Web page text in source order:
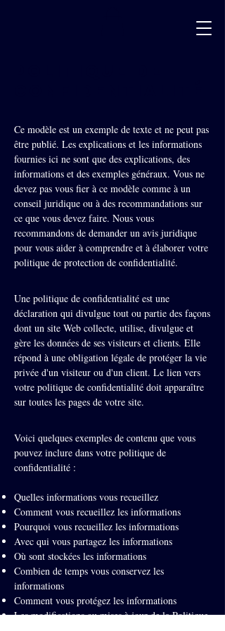
Ce modèle est un exemple de texte et ne peut pas
être publié. Les explications et les informations
fournies ici ne sont que des explications, des
informations et des exemples généraux. Vous ne
devez pas vous fier à ce modèle comme à un
conseil juridique ou à des recommandations sur
ce que vous devez faire. Nous vous
recommandons de demander un avis juridique
pour vous aider à comprendre et à élaborer votre
politique de protection de confidentialité.
Une politique de confidentialité est une
déclaration qui divulgue tout ou partie des façons
dont un site Web collecte, utilise, divulgue et
gère les données de ses visiteurs et clients. Elle
répond à une obligation légale de protéger la vie
privée d'un visiteur ou d'un client. Le lien vers
votre politique de confidentialité doit apparaître
sur toutes les pages de votre site.
Voici quelques exemples de contenu que vous
pouvez inclure dans votre politique de
confidentialité :
Quelles informations vous recueillez
Comment vous recueillez les informations
Pourquoi vous recueillez les informations
Avec qui vous partagez les informations
Où sont stockées les informations
Combien de temps vous conservez les
informations
Comment vous protégez les informations
Les modifications ou mises à jour de la Politique